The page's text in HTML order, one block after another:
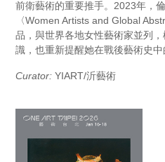
前衛藝術的重要推手。2023年，
〈Women Artists and Global
品，與世界各地女性藝術家並列
識，也重新提醒她在戰後藝術史中
Curator: YIART/沂藝術